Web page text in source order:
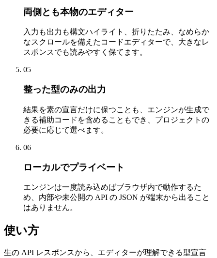
両側とも本物のエディター
入力も出力も構文ハイライト、折りたたみ、なめらか
なスクロールを備えたコードエディターで、大きなレ
スポンスでも読みやすく保てます。
05
整った型のみの出力
結果を素の宣言だけに保つことも、エンジンが生成で
きる補助コードを含めることもでき、プロジェクトの
必要に応じて選べます。
06
ローカルでプライベート
エンジンは一度読み込めばブラウザ内で動作するた
め、内部や未公開の API の JSON が端末から出ること
はありません。
使い方
生の API レスポンスから、エディターが理解できる型宣言